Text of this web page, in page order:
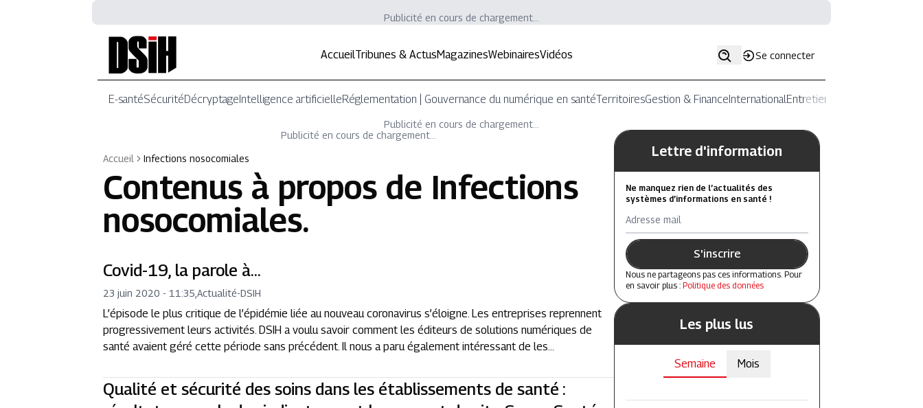
Publicité en cours de chargement...
AccueilTribunes & ActusMagazinesWebinairesVidéos Se connecter
E-santéSécuritéDécryptageIntelligence artificielleRéglementation | Gouvernance du numérique en santéTerritoiresGestion & FinanceInternationalEntretiens
Publicité en cours de chargement...
Publicité en cours de chargement...
Accueil
Infections nosocomiales
Contenus à propos de Infections
nosocomiales.
Covid-19, la parole à…
23 juin 2020 - 11:35 ,Actualité-DSIH
L’épisode le plus critique de l’épidémie liée au nouveau coronavirus s’éloigne. Les entreprises reprennent
progressivement leurs activités. DSIH a voulu savoir comment les éditeurs de solutions numériques de
santé avaient géré cette période sans précédent. Il nous a paru également intéressant de les...
Qualité et sécurité des soins dans les établissements de santé :
Lettre d'information
Ne manquez rien de l’actualités des
systèmes d’informations en santé !
Adresse mail
S'inscrire
Nous ne partageons pas ces informations. Pour
en savoir plus : Politique des données
Les plus lus
Semaine Mois